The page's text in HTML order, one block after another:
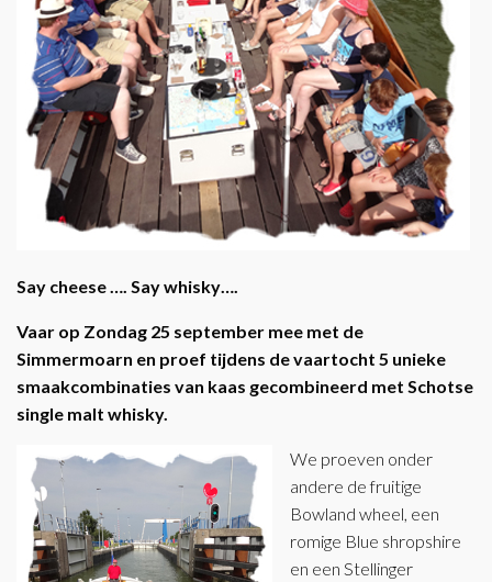
Say cheese …. Say whisky….
Vaar op Zondag 25 september mee met de
Simmermoarn en proef tijdens de vaartocht 5 unieke
smaakcombinaties van kaas gecombineerd met Schotse
single malt whisky.
We proeven onder
andere de fruitige
Bowland wheel, een
romige Blue shropshire
en een Stellinger